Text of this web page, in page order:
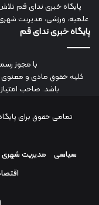
پایگاه خبری ندای قم
علمیه، ورزشی، مدیریت
پایگاه خبری ندای قم
با مجوز
کلیه حقوق مادی و معنوی
باشد. صاحب
تمامی حقوق برای
سیاسی
مدیریت شهری